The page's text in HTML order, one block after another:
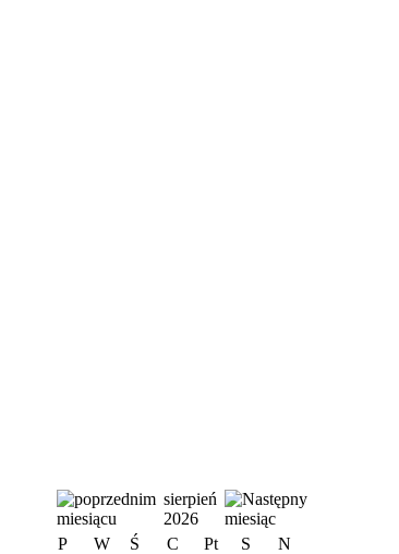
sierpień
2026
P
W Ś C Pt S
N